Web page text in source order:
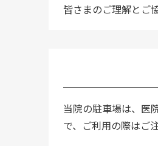
皆さまのご理解とご
当院の駐車場は、医
で、ご利用の際はご